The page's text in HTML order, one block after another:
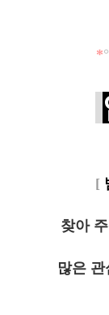
*°
[
찾아
많은